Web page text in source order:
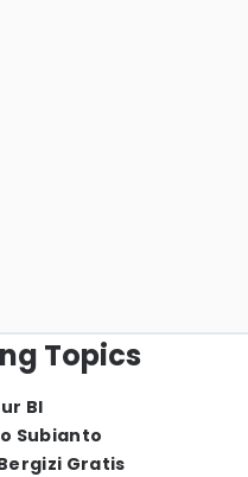
Topics
BI
Subianto
Gratis